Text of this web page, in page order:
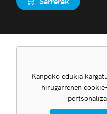
Erosi
Kanpoko edukia
hirugarrenen